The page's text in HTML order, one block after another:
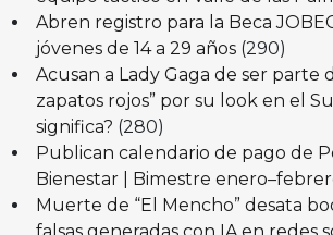
Abren registro para la Beca
jóvenes de 14 a 29 años (290)
Acusan a Lady Gaga de ser parte
zapatos rojos” por su look en el
significa? (280)
Publican calendario de pago de
Bienestar | Bimestre
Muerte de “El Mencho” desata